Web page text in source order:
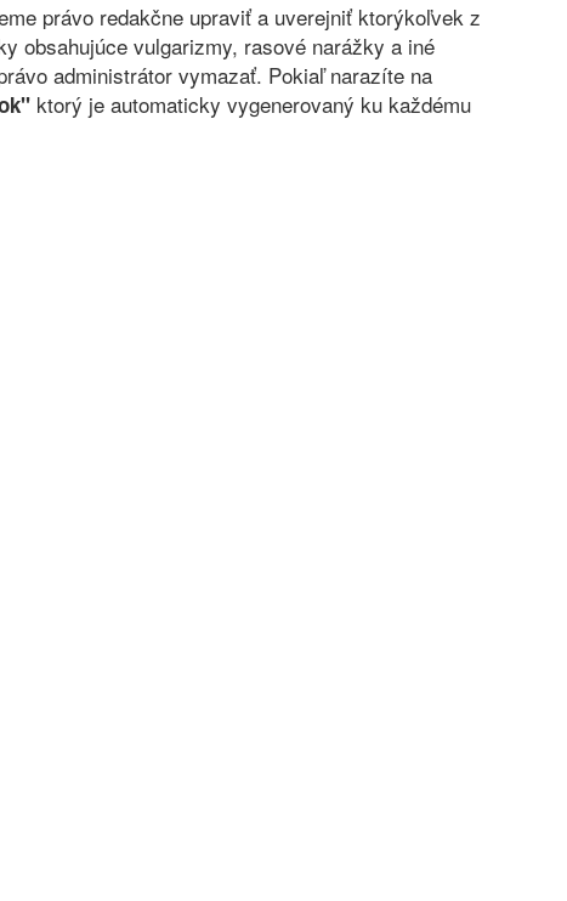
právo redakčne upraviť a uverejniť ktorýkoľvek z
obsahujúce vulgarizmy, rasové narážky a iné
administrátor vymazať. Pokiaľ narazíte na
ktorý je automaticky vygenerovaný ku každému